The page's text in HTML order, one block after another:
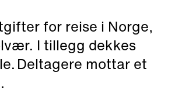
for reise i Norge,
I tillegg dekkes
Deltagere mottar et